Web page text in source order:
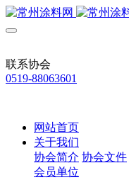
联系协会
0519-88063601
网站首页
关于我们
协会简介 协会文件
会员单位